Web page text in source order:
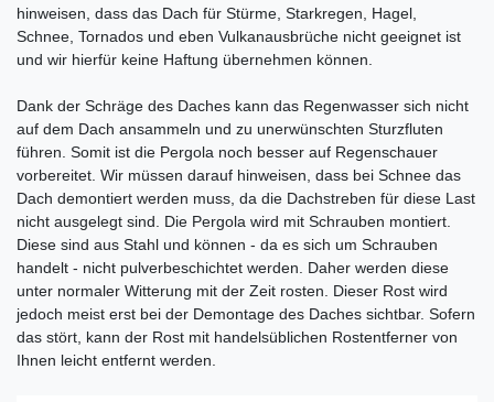
hinweisen, dass das Dach für Stürme, Starkregen, Hagel,
Schnee, Tornados und eben Vulkanausbrüche nicht geeignet ist
und wir hierfür keine Haftung übernehmen können.
Dank der Schräge des Daches kann das Regenwasser sich nicht
auf dem Dach ansammeln und zu unerwünschten Sturzfluten
führen. Somit ist die Pergola noch besser auf Regenschauer
vorbereitet. Wir müssen darauf hinweisen, dass bei Schnee das
Dach demontiert werden muss, da die Dachstreben für diese Last
nicht ausgelegt sind. Die Pergola wird mit Schrauben montiert.
Diese sind aus Stahl und können - da es sich um Schrauben
handelt - nicht pulverbeschichtet werden. Daher werden diese
unter normaler Witterung mit der Zeit rosten. Dieser Rost wird
jedoch meist erst bei der Demontage des Daches sichtbar. Sofern
das stört, kann der Rost mit handelsüblichen Rostentferner von
Ihnen leicht entfernt werden.